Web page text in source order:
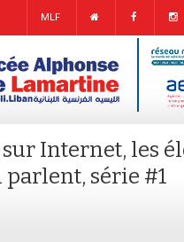
MLF
Internet, les
parlent, série #1